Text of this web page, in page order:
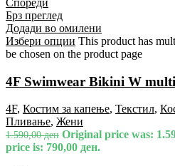
Брз преглед
Додади во омилени
Избери опции This product has
be chosen on the product page
4F Swimwear Bikini W multi
4F, Костим за капење, Текстил,
Пливање, Жени
1.590,00ден Original price was:
price is: 790,00 ден.